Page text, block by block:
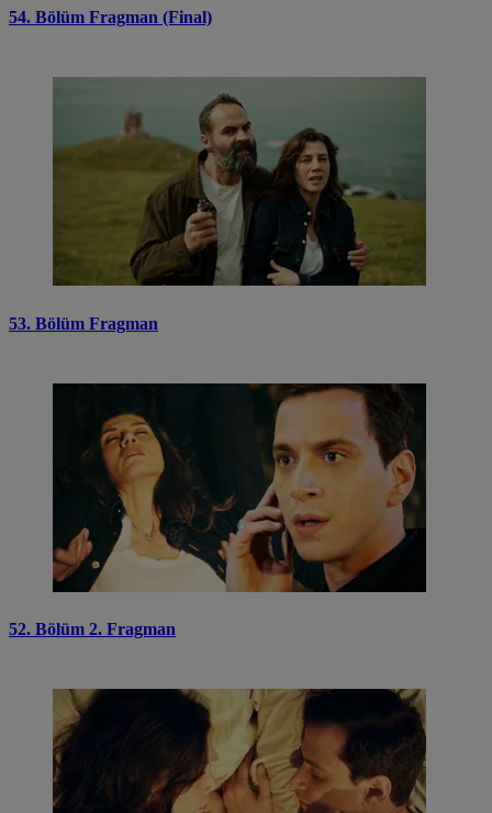
54. Bölüm Fragman (Final)
53. Bölüm Fragman
52. Bölüm 2. Fragman